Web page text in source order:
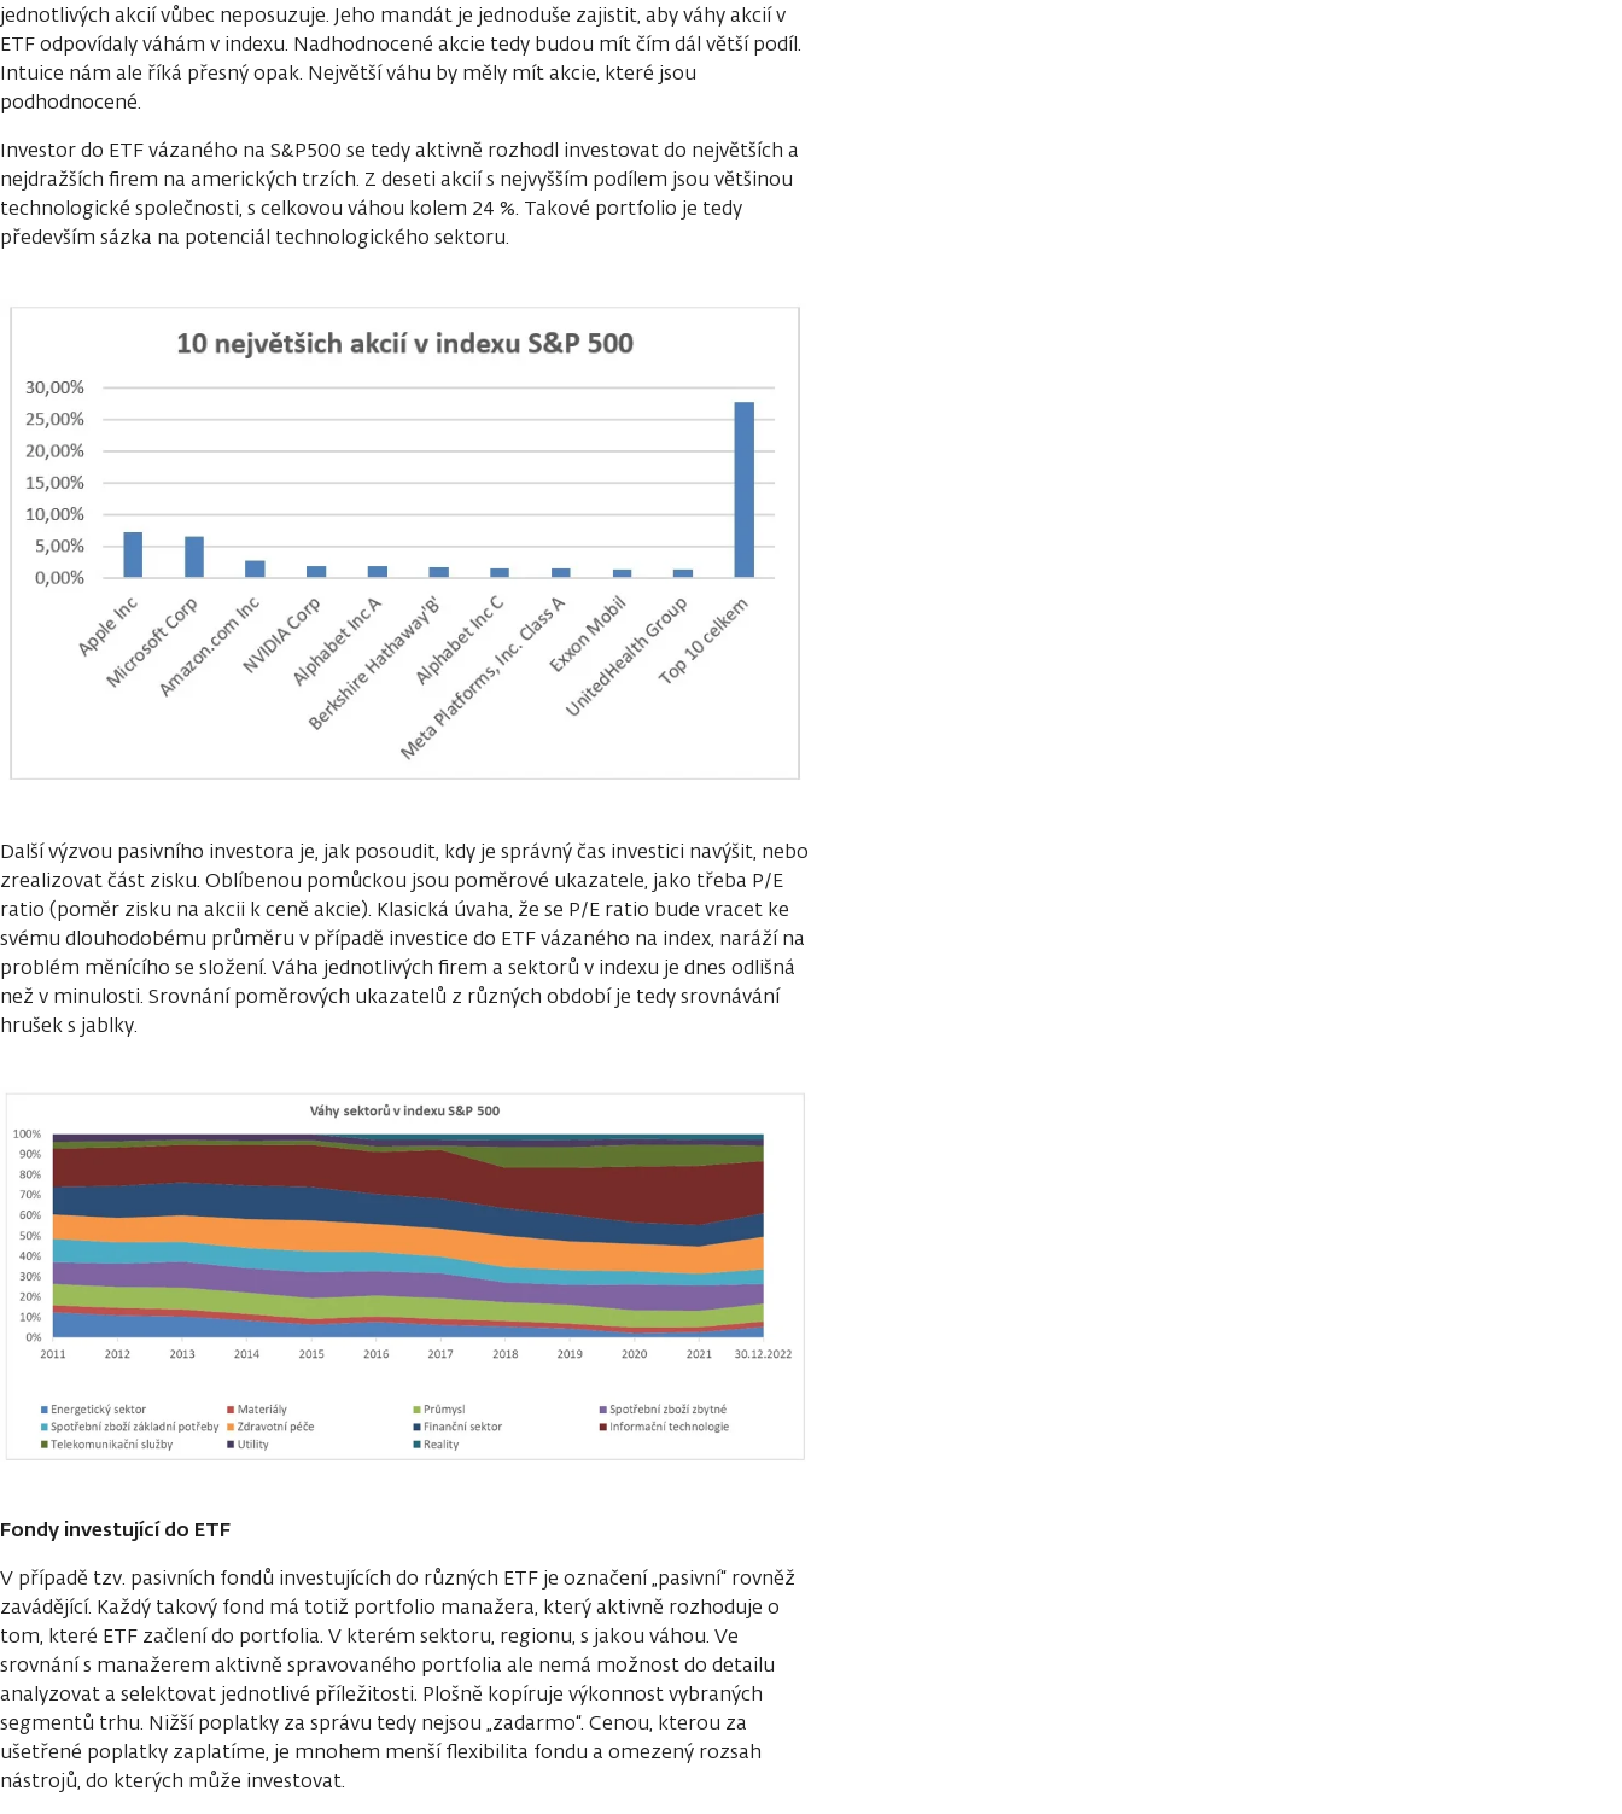
jednotlivých akcií vůbec neposuzuje. Jeho mandát je jednoduše zajistit, aby váhy akcií v
ETF odpovídaly váhám v indexu. Nadhodnocené akcie tedy budou mít čím dál větší podíl.
Intuice nám ale říká přesný opak. Největší váhu by měly mít akcie, které jsou
podhodnocené.
Investor do ETF vázaného na S&P500 se tedy aktivně rozhodl investovat do největších a
nejdražších firem na amerických trzích. Z deseti akcií s nejvyšším podílem jsou většinou
technologické společnosti, s celkovou váhou kolem 24 %. Takové portfolio je tedy
především sázka na potenciál technologického sektoru.
Další výzvou pasivního investora je, jak posoudit, kdy je správný čas investici navýšit, nebo
zrealizovat část zisku. Oblíbenou pomůckou jsou poměrové ukazatele, jako třeba P/E
ratio (poměr zisku na akcii k ceně akcie). Klasická úvaha, že se P/E ratio bude vracet ke
svému dlouhodobému průměru v případě investice do ETF vázaného na index, naráží na
problém měnícího se složení. Váha jednotlivých firem a sektorů v indexu je dnes odlišná
než v minulosti. Srovnání poměrových ukazatelů z různých období je tedy srovnávání
hrušek s jablky.
Fondy investující do ETF
V případě tzv. pasivních fondů investujících do různých ETF je označení „pasivní“ rovněž
zavádějící. Každý takový fond má totiž portfolio manažera, který aktivně rozhoduje o
tom, které ETF začlení do portfolia. V kterém sektoru, regionu, s jakou váhou. Ve
srovnání s manažerem aktivně spravovaného portfolia ale nemá možnost do detailu
analyzovat a selektovat jednotlivé příležitosti. Plošně kopíruje výkonnost vybraných
segmentů trhu. Nižší poplatky za správu tedy nejsou „zadarmo“. Cenou, kterou za
ušetřené poplatky zaplatíme, je mnohem menší flexibilita fondu a omezený rozsah
nástrojů, do kterých může investovat.